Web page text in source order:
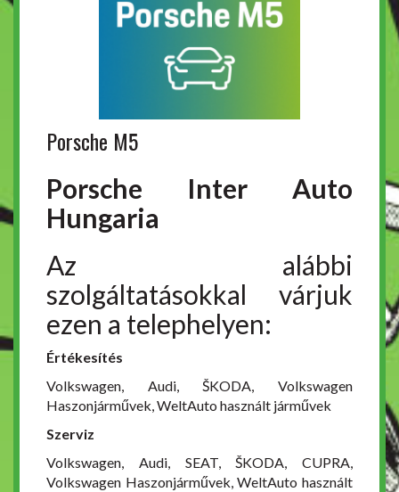
Porsche M5
Porsche Inter Auto
Hungaria
Az alábbi
szolgáltatásokkal várjuk
ezen a telephelyen:
Értékesítés
Volkswagen, Audi, ŠKODA, Volkswagen
Haszonjárművek, WeltAuto használt járművek
Szerviz
Volkswagen, Audi, SEAT, ŠKODA, CUPRA,
Volkswagen Haszonjárművek, WeltAuto használt